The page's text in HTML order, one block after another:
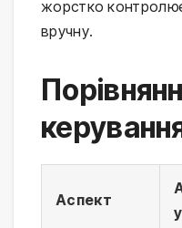
жорстко
вручну.
Аспект